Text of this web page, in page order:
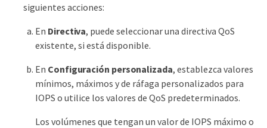
siguientes acciones:
En Directiva, puede seleccionar una directiva QoS
existente, si está disponible.
En Configuración personalizada, establezca valores
mínimos, máximos y de ráfaga personalizados para
IOPS o utilice los valores de QoS predeterminados.
Los volúmenes que tengan un valor de IOPS máximo o